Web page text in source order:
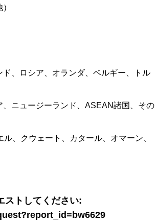
、ロシア、オランダ、ベルギー、トル
ニュージーランド、ASEAN諸国、その
、クウェート、カタール、オマーン、
ストしてください: